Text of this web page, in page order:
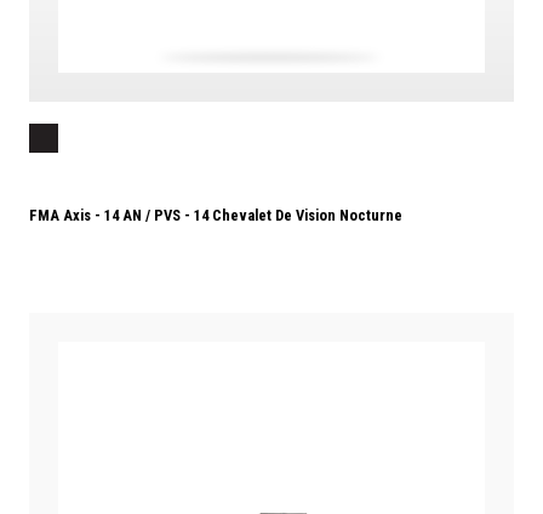
FMA Axis - 14 AN / PVS - 14 Chevalet De Vision Nocturne